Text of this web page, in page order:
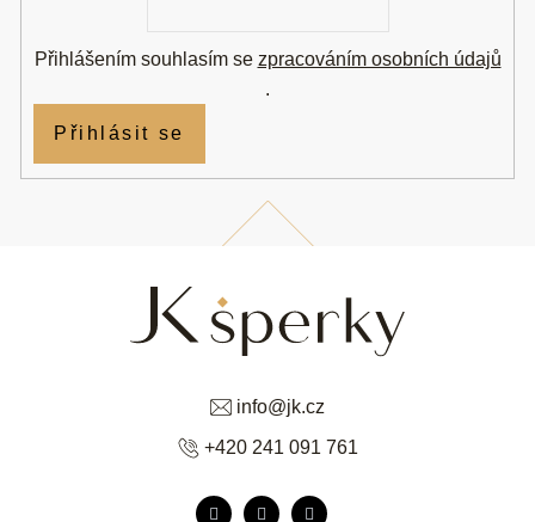
info@jk.cz
+420 241 091 761
Přihlášením souhlasím se zpracováním osobních údajů
.
Přihlásit se